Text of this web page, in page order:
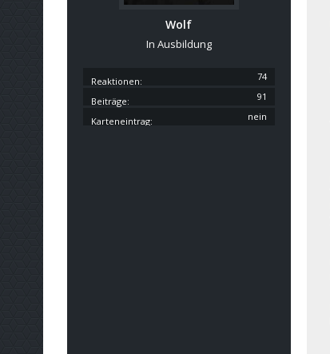
Wolf
In Ausbildung
Reaktionen 74
Beiträge 91
Karteneintrag nein